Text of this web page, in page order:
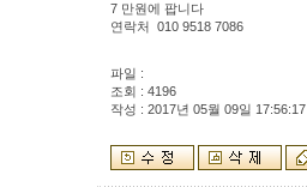
7 만원에 팝니다
연락처 010 9518 7086
파일 :
조회 : 4196
작성 : 2017년 05월 09일 17:56:17